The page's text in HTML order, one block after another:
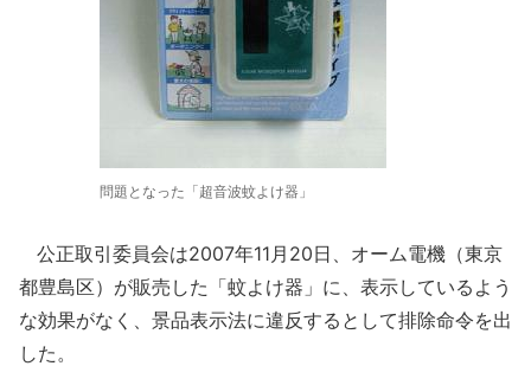
問題となった「超音波蚊よけ器」
公正取引委員会は2007年11月20日、オーム電機（東京
都豊島区）が販売した「蚊よけ器」に、表示しているよう
な効果がなく、景品表示法に違反するとして排除命令を出
した。